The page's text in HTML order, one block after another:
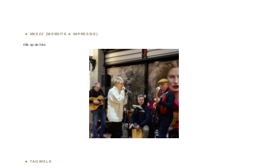
MEEZZ (WEBSITE & IMPRESSIE)
Klik op de foto
TAGWOLK